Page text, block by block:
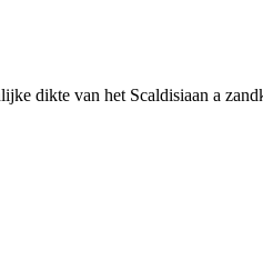
dikte van het Scaldisiaan a